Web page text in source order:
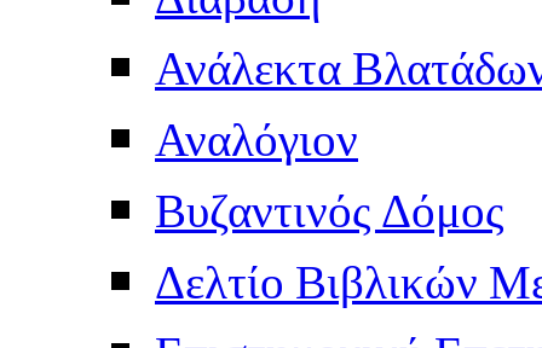
Ανάλεκτα
Αναλόγιον
Βυζαντινός Δόμος
Δελτίο Βιβλικών